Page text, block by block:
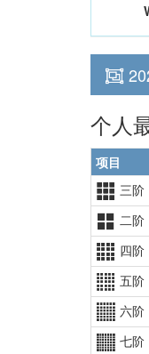
个人
项目
三阶
二阶
四阶
五阶
六阶
七阶